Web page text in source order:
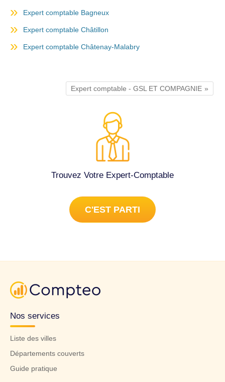
Expert comptable Bagneux
Expert comptable Châtillon
Expert comptable Châtenay-Malabry
Expert comptable - GSL ET COMPAGNIE
Trouvez Votre Expert-Comptable
C'EST PARTI
Nos services
Liste des villes
Départements couverts
Guide pratique